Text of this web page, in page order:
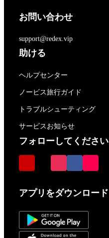
お問い合わせ
support@redex.vip
助ける
ヘルプセンター
ノービス旅行ガイド
トラブルシューティング
サービスお知らせ
フォローしてください
アプリをダウンロード